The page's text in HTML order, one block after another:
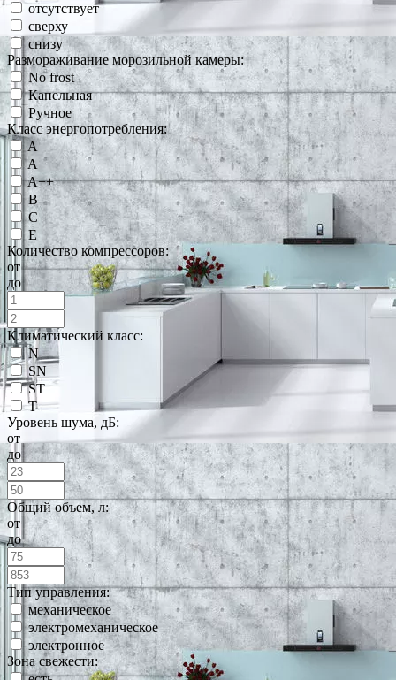
отсутствует
сверху
снизу
Размораживание морозильной камеры:
No frost
Капельная
Ручное
Класс энергопотребления:
A
A+
A++
B
C
E
Количество компрессоров:
от
до
Климатический класс:
N
SN
ST
T
Уровень шума, дБ:
от
до
Общий объем, л:
от
до
Тип управления:
механическое
электромеханическое
электронное
Зона свежести: